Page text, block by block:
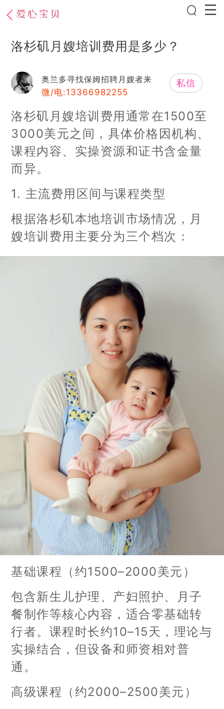
洛杉矶月嫂培训费用是多少？
奥兰多寻找保姆招聘月嫂者来
微/电:13366982255
私信
洛杉矶月嫂培训费用通常在1500至
3000美元之间，具体价格因机构、
课程内容、实操资源和证书含金量
而异。
1. 主流费用区间与课程类型
根据洛杉矶本地培训市场情况，月
嫂培训费用主要分为三个档次：
基础课程（约1500–2000美元）
包含新生儿护理、产妇照护、月子
餐制作等核心内容，适合零基础转
行者。课程时长约10–15天，理论与
实操结合，但设备和师资相对普
通。
高级课程（约2000–2500美元）